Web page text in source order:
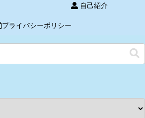
自己紹介
プライバシーポリシー